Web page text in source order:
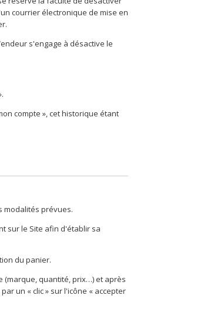
courrier électronique de mise en
s'engage à désactive le
compte », cet historique étant
modalités prévues.
sur le Site afin d'établir sa
du panier.
(marque, quantité, prix…) et après
un « clic » sur l'icône « accepter